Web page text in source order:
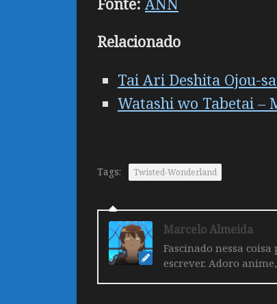
Relacionado
Tai Ari Deshita Ojоu-
Watashi wo Tabetai –
Tags: Twisted-Wonderland
Marcelo Almeida
Fascinado nessa
escrever. Adoro